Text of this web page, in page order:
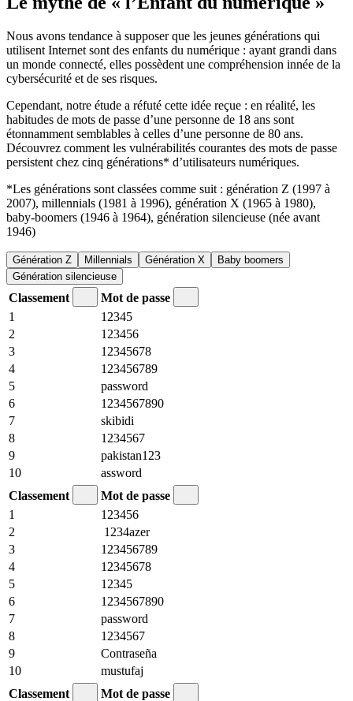
Nous avons tendance à supposer que les jeunes générations qui
utilisent Internet sont des enfants du numérique : ayant grandi dans
un monde connecté, elles possèdent une compréhension innée de la
cybersécurité et de ses risques.
Cependant, notre étude a réfuté cette idée reçue : en réalité, les
habitudes de mots de passe d’une personne de 18 ans sont
étonnamment semblables à celles d’une personne de 80 ans.
Découvrez comment les vulnérabilités courantes des mots de passe
persistent chez cinq générations* d’utilisateurs numériques.
*Les générations sont classées comme suit : génération Z (1997 à
2007), millennials (1981 à 1996), génération X (1965 à 1980),
baby-boomers (1946 à 1964), génération silencieuse (née avant
1946)
Génération Z Millennials Génération X
Baby boomers
Génération silencieuse
Classement
Mot de passe
1
12345
2
123456
3
12345678
4
123456789
5
password
6
1234567890
7
skibidi
8
1234567
9
pakistan123
10
assword
Classement
Mot de passe
1
123456
2
1234azer
3
123456789
4
12345678
5
12345
6
1234567890
7
password
8
1234567
9
Contraseña
10
mustufaj
Classement
Mot de passe